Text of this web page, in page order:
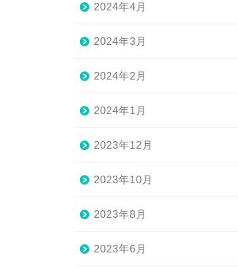
2024年4月
2024年3月
2024年2月
2024年1月
2023年12月
2023年10月
2023年8月
2023年6月